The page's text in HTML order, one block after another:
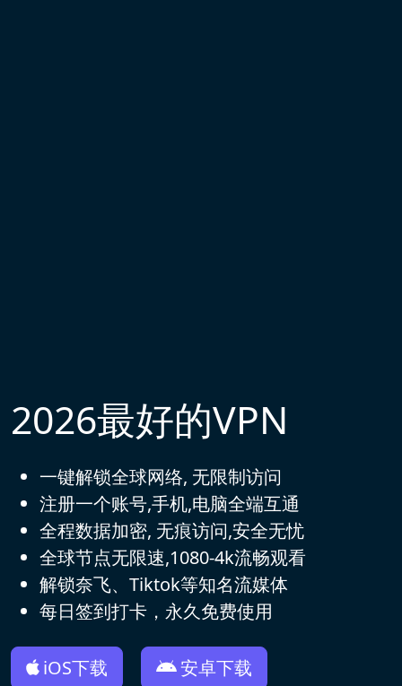
2026最好的VPN
一键解锁全球网络, 无限制访问
注册一个账号,手机,电脑全端互通
全程数据加密, 无痕访问,安全无忧
全球节点无限速,1080-4k流畅观看
解锁奈飞、Tiktok等知名流媒体
每日签到打卡，永久免费使用
iOS下载 安卓下载